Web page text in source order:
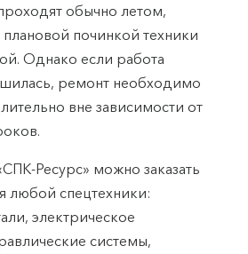
обычно летом,
плановой починкой техники
Однако если работа
ремонт необходимо
вне зависимости от
Ресурс» можно заказать
любой спецтехники:
электрическое
системы,